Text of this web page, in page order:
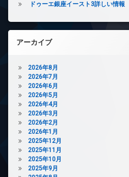
レ
ベ
ー
オ
ー
ト
ロ
ッ
ク
デ
ザ
イ
ナ
ー
ドゥーエ銀座イースト3詳しい情報
アーカイブ
2026年8月
2026年7月
2026年6月
2026年5月
2026年4月
2026年3月
2026年2月
2026年1月
2025年12月
2025年11月
2025年10月
2025年9月